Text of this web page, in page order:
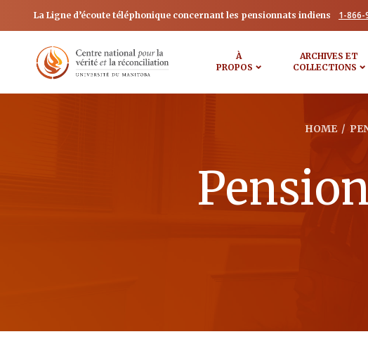
La Ligne d’écoute téléphonique concernant les pensionnats indiens 1-866-
À
PROPOS
ARCHIVES ET
COLLECTIONS
HOME /